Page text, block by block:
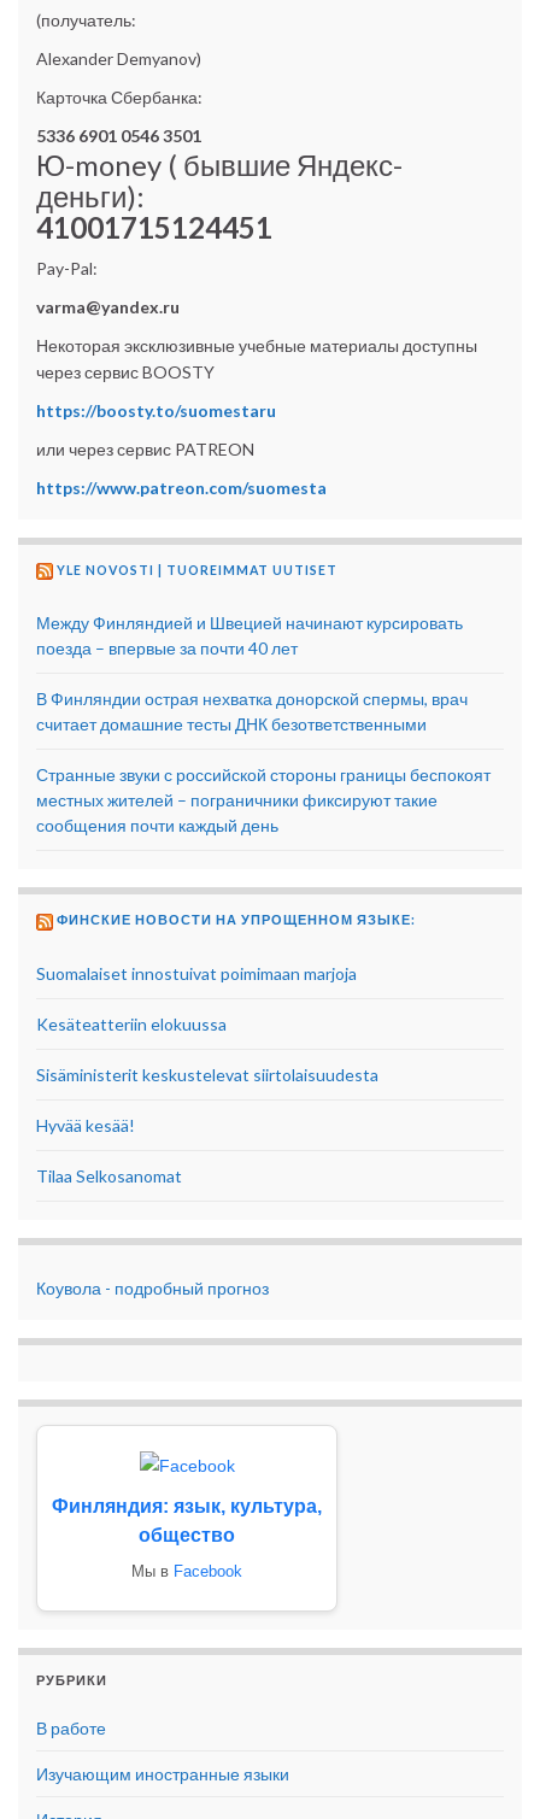
(получатель:
Alexander Demyanov)
Карточка Сбербанка:
5336 6901 0546 3501
Ю-money ( бывшие Яндекс-
деньги):
41001715124451
Pay-Pal:
varma@yandex.ru
Некоторая эксклюзивные учебные материалы доступны
через сервис BOOSTY
https://boosty.to/suomestaru
или через сервис PATREON
https://www.patreon.com/suomesta
YLE NOVOSTI | TUOREIMMAT UUTISET
Между Финляндией и Швецией начинают курсировать
поезда – впервые за почти 40 лет
В Финляндии острая нехватка донорской спермы, врач
считает домашние тесты ДНК безответственными
Странные звуки с российской стороны границы беспокоят
местных жителей – пограничники фиксируют такие
сообщения почти каждый день
ФИНСКИЕ НОВОСТИ НА УПРОЩЕННОМ ЯЗЫКЕ:
Suomalaiset innostuivat poimimaan marjoja
Kesäteatteriin elokuussa
Sisäministerit keskustelevat siirtolaisuudesta
Hyvää kesää!
Tilaa Selkosanomat
Коувола - подробный прогноз
Финляндия: язык, культура,
общество
Мы в Facebook
РУБРИКИ
В работе
Изучающим иностранные языки